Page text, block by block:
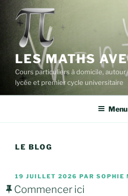
contenu
principal
LES MATHS
Cours particuliers à domicile, autour
lycée et premier cycle universitaire
Menu
LE BLOG
PUBLIÉ
LE
19 JUILLET 2026 PAR SOPHIE
Commencer ici